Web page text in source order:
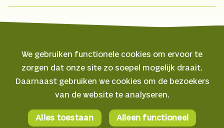
© 2026 Oerol
Algemene voorwaarden
Facebook
We gebruiken functionele cookies om ervoor te
zorgen dat onze site zo soepel mogelijk draait.
Daarnaast gebruiken we cookies om de bezoekers
van de website te analyseren.
Alles toestaan Alleen functioneel